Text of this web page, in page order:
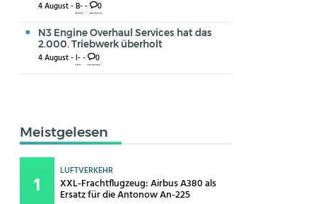
4 August -B-- 0
N3 Engine Overhaul Services hat das
2.000. Triebwerk überholt
4 August -I-- 0
Meistgelesen
LUFTVERKEHR
XXL-Frachtflugzeug: Airbus A380 als
Ersatz für die Antonow An-225